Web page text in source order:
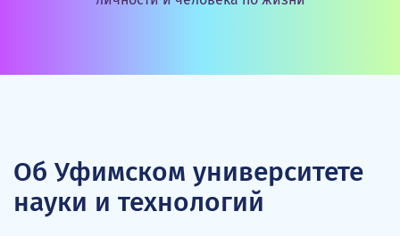
Об Уфимском университете
науки и технологий